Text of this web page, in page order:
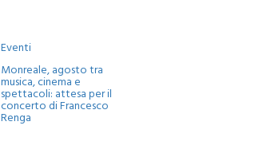
Eventi
Monreale, agosto tra
musica, cinema e
spettacoli: attesa per il
concerto di Francesco
Renga